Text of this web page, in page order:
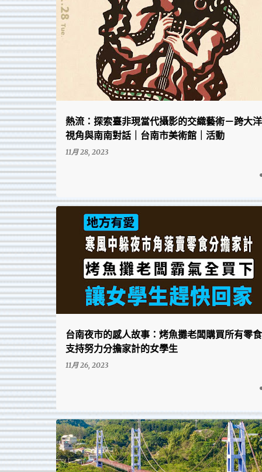
熱流：探索臺非現當代攝影的交織藝術－跨大
視角與南南對話｜台南市美術館｜活動
11月 28, 2023
台南活動快訊
台南夜市的感人故事：烤魚攤老闆購買所有零
支持努力分擔家計的女學生
11月 26, 2023
台南在地的點點滴滴、回憶與趣圖
台南週末活動整理